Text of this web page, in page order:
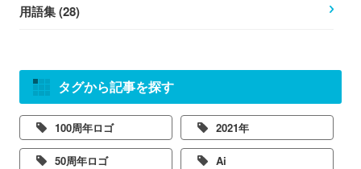
用語集 (28)
タグから記事を探す
100周年ロゴ 2021年
50周年ロゴ Ai